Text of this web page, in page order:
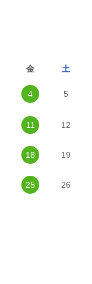
金 土
4 5
11 12
18 19
25 26